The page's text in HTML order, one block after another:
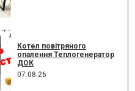
Котел повітряного
опалення Теплогенератор
ДОК
07.08.26